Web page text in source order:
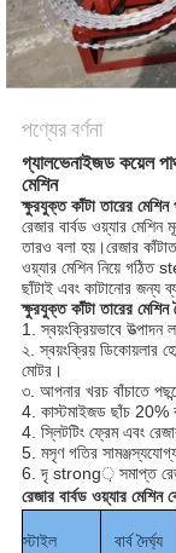
পণ্যের বর্ণনা
গ্যালভেনাইজড কয়েল
মেশিন
ক্ষুরযুক্ত কাঁটা তারের মেশিন
রেজার বার্বড ওয়্যার মেশিন
তারও বলা হয়।রেজার
ওয়্যার মেশিন নিয়ে গঠিত
ছাঁটাই এবং কাটানোর জন্য
ক্ষুরযুক্ত কাঁটা তারের মেশিন
1. স্বয়ংক্রিয়ভাবে
২. স্বয়ংক্রিয় ডিকোয়লার
মোটর।
৩. আপনার খরচ বাঁচাতে
4. কাস্টমাইজড ছাঁচ 20%
4. স্লিটটিং ফ্রেম এবং
5. মসৃণ গতির
6. দৃ strong় সমাপ্ত
রেজার বার্বড ওয়্যার
স্টাইল বার্ব দৈর্ঘ্য